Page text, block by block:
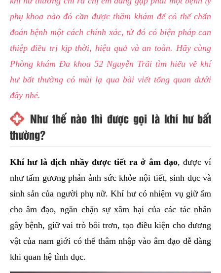
phụ khoa nào đó cần được thăm khám để có thể chẩn
đoán bệnh một cách chính xác, từ đó có biện pháp can
thiệp điều trị kịp thời, hiệu quả và an toàn. Hãy cùng
Phòng khám Đa khoa 52 Nguyễn Trãi tìm hiểu về khí
hư bất thường có mùi lạ qua bài viết tổng quan dưới
đây nhé.
Như thế nào thì được gọi là khí hư bất
thường?
Khí hư là dịch nhầy được tiết ra ở âm đạo, được ví
như tấm gương phản ảnh sức khỏe nội tiết, sinh dục và
sinh sản của người phụ nữ. Khí hư có nhiệm vụ giữ ẩm
cho âm đạo, ngăn chặn sự xâm hại của các tác nhân
gây bệnh, giữ vai trò bôi trơn, tạo điều kiện cho dương
vật của nam giới có thể thâm nhập vào âm đạo dễ dàng
khi quan hệ tình dục.